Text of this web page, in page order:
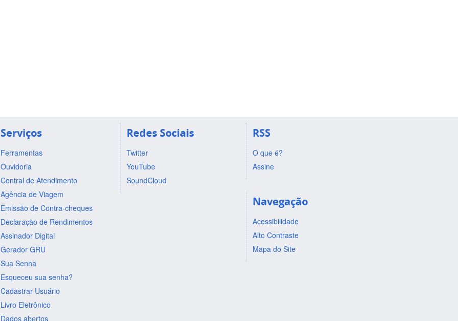
Serviços
Ferramentas
Ouvidoria
Central de Atendimento
Agência de Viagem
Emissão de Contra-cheques
Declaração de Rendimentos
Assinador Digital
Gerador GRU
Sua Senha
Esqueceu sua senha?
Cadastrar Usuário
Livro Eletrônico
Dados abertos
Redes Sociais
Twitter
YouTube
SoundCloud
RSS
O que é?
Assine
Navegação
Acessibilidade
Alto Contraste
Mapa do Site